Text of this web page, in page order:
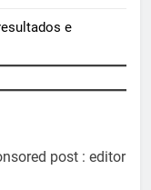
e
post : editor